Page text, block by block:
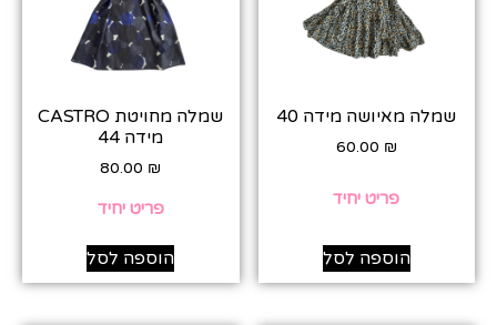
שמלה מאיושה מידה 40
60.00 ₪
פריט יחיד
הוספה לסל
שמלה מחויטת CASTRO
מידה 44
80.00 ₪
פריט יחיד
הוספה לסל